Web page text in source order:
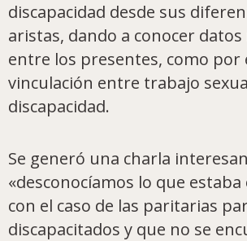
discapacidad desde sus
aristas, dando a conocer
entre los presentes, como por
vinculación entre trabajo
discapacidad.
Se generó una charla
«desconocíamos lo que
con el caso de las paritarias
discapacitados y que no se